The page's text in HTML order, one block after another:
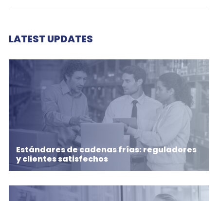
LATEST UPDATES
Estándares de cadenas frías: reguladores
y clientes satisfechos